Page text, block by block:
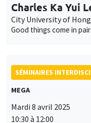
Charles Ka Yui
City University of
Good things come in
SÉMINAIRES
MEGA
Mardi 8 avril 2025
10:30 à 12:00